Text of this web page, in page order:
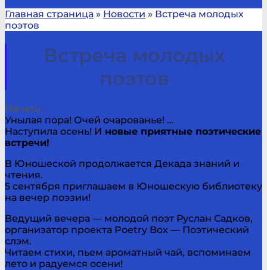
Главная страница » Новости » Встреча молодых
поэтов
Встреча молодых
поэтов
Печать
Унылая пора! Очей очарованье! …
Наступила осень! И новые приятные поэтические
встречи!
В Юношеской продолжается Декада знаний и
чтения.
5 сентября приглашаем в Юношескую библиотеку
на вечер поэзии!
Ведущий вечера — молодой поэт Руслан Садков,
организатор проекта Poetry Box — Поэтический
слэм.
Читаем стихи, пьем ароматный чай, вспоминаем
лето и радуемся осени!